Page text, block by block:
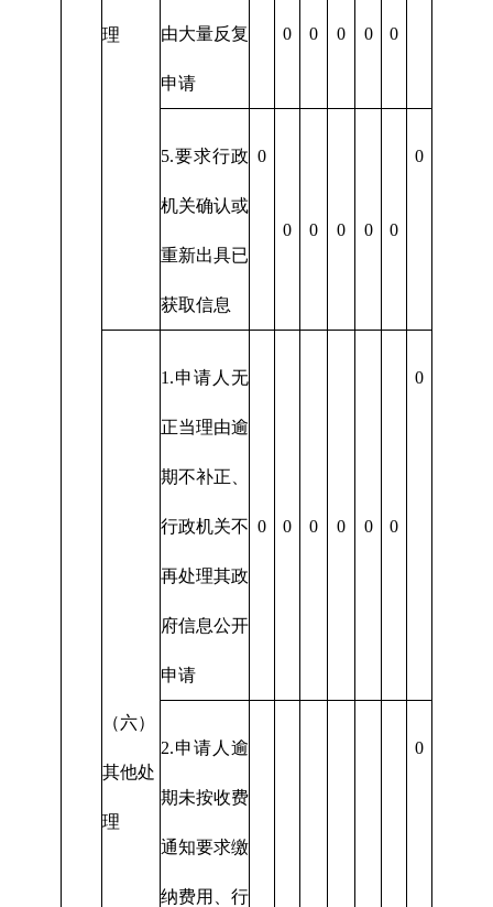
理 由大量反复
申请
0 0 0 0 0
5.要求行政
机关确认或
重新出具已
获取信息
0
0 0 0 0 0
0
（六）
其他处
理
1.申请人无
正当理由逾
期不补正、
行政机关不
再处理其政
府信息公开
申请
0 0 0 0 0 0
0
2.申请人逾
期未按收费
通知要求缴
纳费用、行
0